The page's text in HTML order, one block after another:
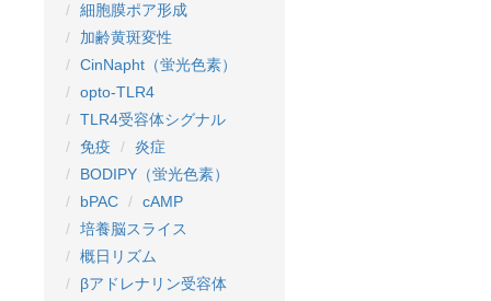
細胞膜ポア形成
加齢黄斑変性
CinNapht（蛍光色素）
opto-TLR4
TLR4受容体シグナル
免疫
炎症
BODIPY（蛍光色素）
bPAC
cAMP
培養脳スライス
概日リズム
βアドレナリン受容体